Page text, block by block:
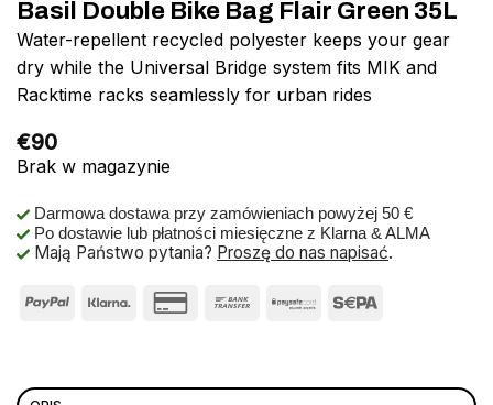
Basil Double Bike Bag Flair Green 35L
Water-repellent recycled polyester keeps your gear
dry while the Universal Bridge system fits MIK and
Racktime racks seamlessly for urban rides
€90
Brak w magazynie
Darmowa dostawa przy zamówieniach powyżej 50 €
Po dostawie lub płatności miesięczne z Klarna & ALMA
Mają Państwo pytania? Proszę do nas napisać.